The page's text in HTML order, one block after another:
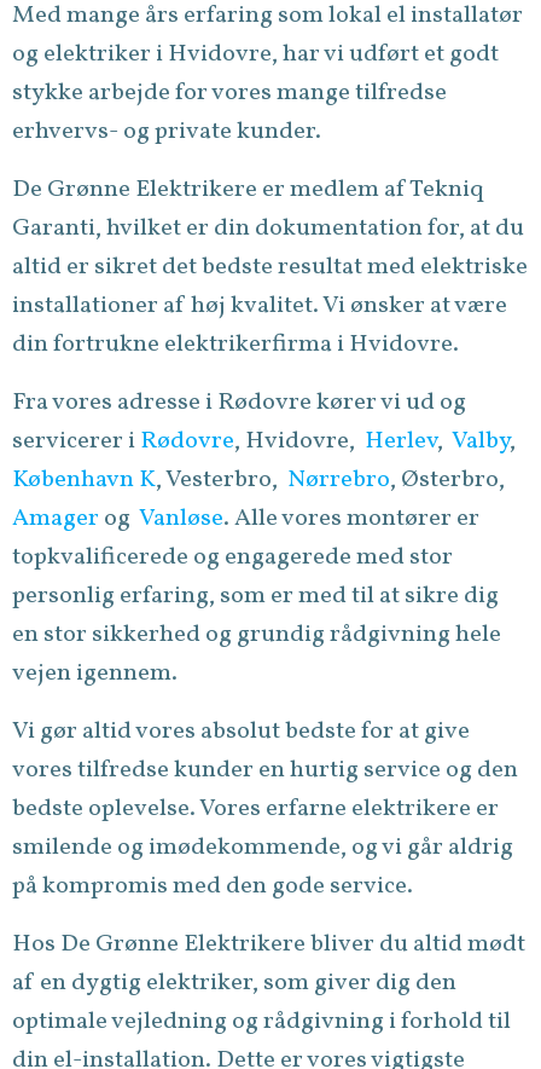
Med mange års erfaring som lokal el installatør
og elektriker i Hvidovre, har vi udført et godt
stykke arbejde for vores mange tilfredse
erhvervs- og private kunder.
De Grønne Elektrikere er medlem afTekniq
Garanti, hvilket er din dokumentation for, at du
altid er sikret det bedste resultat med elektriske
installationer af høj kvalitet. Vi ønsker at være
din fortrukne elektrikerfirma i Hvidovre.
Fra vores adresse i Rødovre kører vi ud og
servicerer iRødovre, Hvidovre, Herlev, Valby,
København K, Vesterbro, Nørrebro, Østerbro,
Amager og Vanløse. Alle vores montører er
topkvalificerede og engagerede med stor
personlig erfaring, som er med til at sikre dig
en stor sikkerhed og grundig rådgivning hele
vejen igennem.
Vi gør altid vores absolut bedste for at give
vores tilfredse kunder en hurtig service og den
bedste oplevelse. Vores erfarne elektrikere er
smilende og imødekommende, og vi går aldrig
på kompromis med den gode service.
Hos De Grønne Elektrikere bliver du altid mødt
af en dygtig elektriker, som giver dig den
optimale vejledning og rådgivning i forhold til
din el-installation. Dette er vores vigtigste